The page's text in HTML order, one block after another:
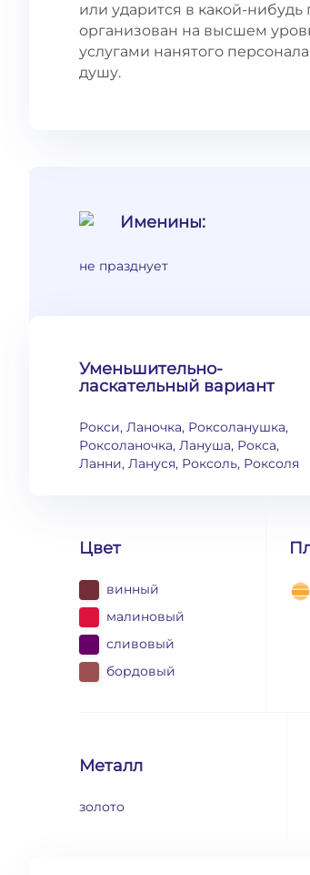
или ударится в какой-нибудь
организован на высшем
услугами нанятого
душу.
Именины:
не празднует
Уменьшительно-
ласкательный вариант
Рокси, Ланочка, Роксоланушка,
Роксоланочка, Лануша, Рокса,
Ланни, Лануся, Роксоль, Роксоля
Цвет
винный
малиновый
сливовый
бордовый
Металл
золото